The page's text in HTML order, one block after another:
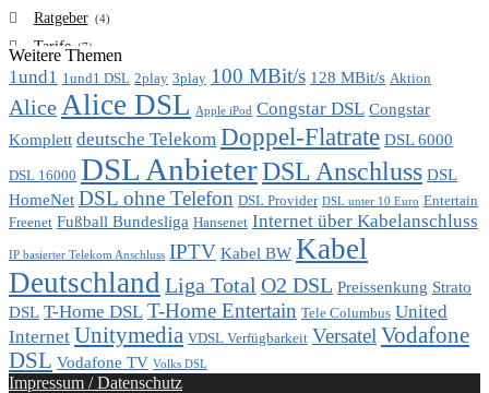
Ratgeber (4)
Tarife (7)
VDSL (6)
Vergleich (7)
Weitere Themen
1und1 1und1 DSL 2play 3play 100 MBit/s 128 MBit/s Aktion
AliceAlice DSL Apple iPod Congstar DSL Congstar
Komplett deutsche Telekom Doppel-Flatrate DSL 6000
DSL 16000 DSL AnbieterDSL Anschluss DSL
HomeNet DSL ohne Telefon DSL Provider DSL unter 10 Euro Entertain
Freenet Fußball Bundesliga Hansenet Internet über Kabelanschluss
IP basierter Telekom Anschluss IPTV Kabel BW Kabel
Deutschland Liga Total O2 DSL Preissenkung Strato
DSL T-Home DSL T-Home Entertain Tele Columbus United
Internet Unitymedia VDSL Verfügbarkeit Versatel Vodafone
DSL Vodafone TV Volks DSL
Impressum / Datenschutz